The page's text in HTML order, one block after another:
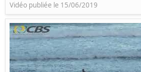
Vidéo publiée le 15/06/2019